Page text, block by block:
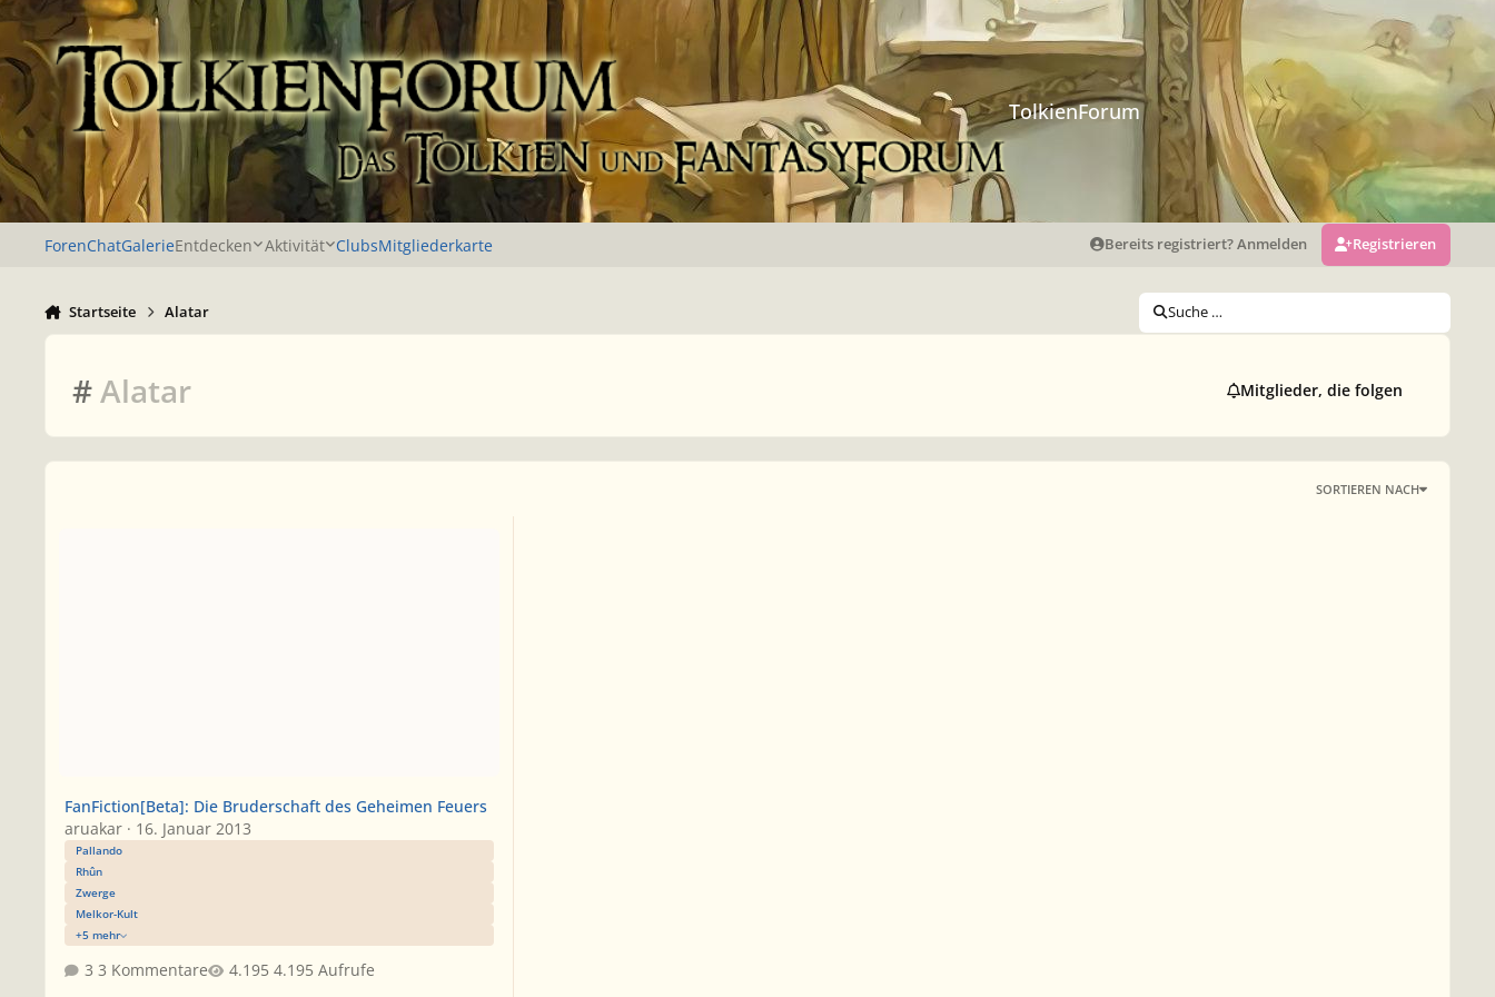
Zu Inhalt springen
TolkienForum
ForenChatGalerieEntdecken Aktivität ClubsMitgliederkarte Bereits registriert? Anmelden Registrieren
Startseite Alatar Suche …
#Alatar Mitglieder, die folgen
SORTIEREN NACH
FanFiction[Beta]: Die Bruderschaft des Geheimen Feuers
aruakar· 16. Januar 2013
Pallando
Rhûn
Zwerge
Melkor-Kult
+5 mehr
3 Kommentare 4.195 Aufrufe